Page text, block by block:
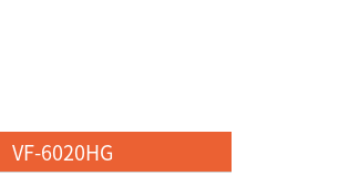
VF-6020HG